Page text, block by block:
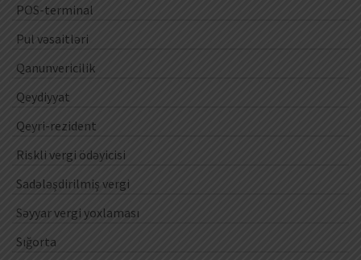
POS-terminal
Pul vəsaitləri
Qanunvericilik
Qeydiyyat
Qeyri-rezident
Riskli vergi ödəyicisi
Sadələşdirilmiş vergi
Səyyar vergi yoxlaması
Sığorta